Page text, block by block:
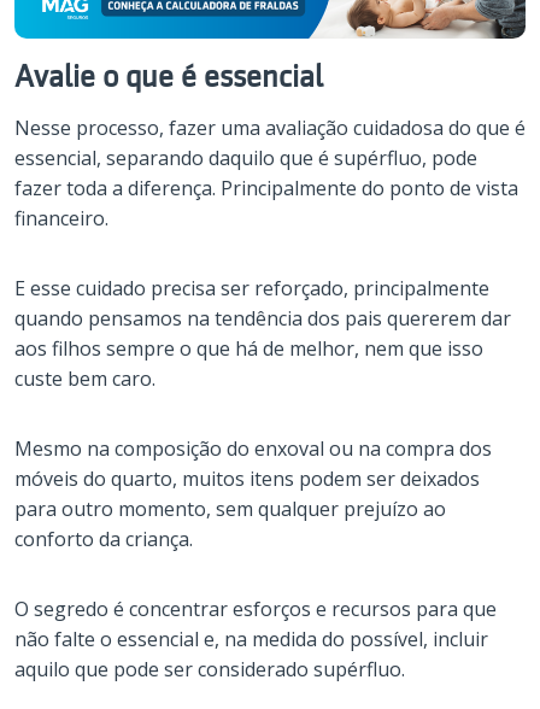
Avalie o que é essencial
Nesse processo, fazer uma avaliação cuidadosa do que é
essencial, separando daquilo que é supérfluo, pode
fazer toda a diferença. Principalmente do ponto de vista
financeiro.
E esse cuidado precisa ser reforçado, principalmente
quando pensamos na tendência dos pais quererem dar
aos filhos sempre o que há de melhor, nem que isso
custe bem caro.
Mesmo na composição do enxoval ou na compra dos
móveis do quarto, muitos itens podem ser deixados
para outro momento, sem qualquer prejuízo ao
conforto da criança.
O segredo é concentrar esforços e recursos para que
não falte o essencial e, na medida do possível, incluir
aquilo que pode ser considerado supérfluo.